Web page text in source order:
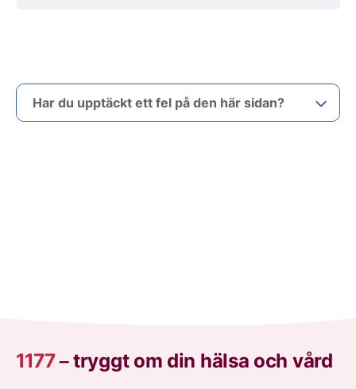
Har du upptäckt ett fel på den här sidan?
1177–tryggt om din hälsa och vård